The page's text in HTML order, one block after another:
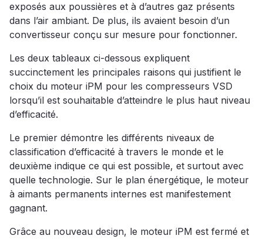
exposés aux poussières et à d’autres gaz présents
dans l’air ambiant. De plus, ils avaient besoin d’un
convertisseur conçu sur mesure pour fonctionner.
Les deux tableaux ci-dessous expliquent
succinctement les principales raisons qui justifient le
choix du moteur iPM pour les compresseurs VSD
lorsqu’il est souhaitable d’atteindre le plus haut niveau
d’efficacité.
Le premier démontre les différents niveaux de
classification d’efficacité à travers le monde et le
deuxième indique ce qui est possible, et surtout avec
quelle technologie. Sur le plan énergétique, le moteur
à aimants permanents internes est manifestement
gagnant.
Grâce au nouveau design, le moteur iPM est fermé et